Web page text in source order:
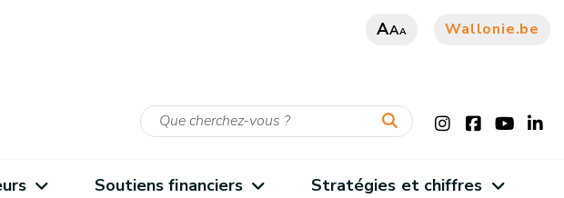
AAA Wallonie.be
Soutiens financiers Stratégies et chiffres